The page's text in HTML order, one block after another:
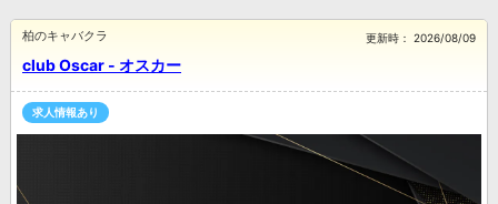
club Oscar - オスカー
柏のキャバクラ 更新時： 2026/08/09
求人情報あり